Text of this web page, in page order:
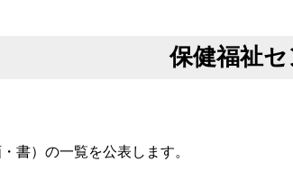
保健福祉
書）の一覧を公表します。